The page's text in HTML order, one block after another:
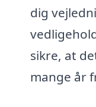
dig
sikre, at
mange år